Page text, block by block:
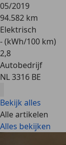
05/2019
94.582 km
Elektrisch
- (kWh/100 km)
2,8
Autobedrijf
NL 3316 BE
Bekijk alles
Alle artikelen
Alles bekijken